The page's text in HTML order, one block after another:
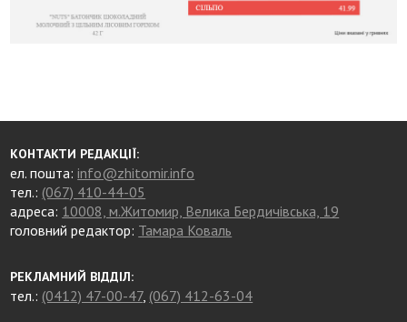
КОНТАКТИ РЕДАКЦІЇ:
ел. пошта:info@zhitomir.info
тел.: (067) 410-44-05
адреса: 10008, м.Житомир, Велика Бердичівська, 19
головний редактор: Тамара Коваль
РЕКЛАМНИЙ ВІДДІЛ:
тел.: (0412) 47-00-47, (067) 412-63-04